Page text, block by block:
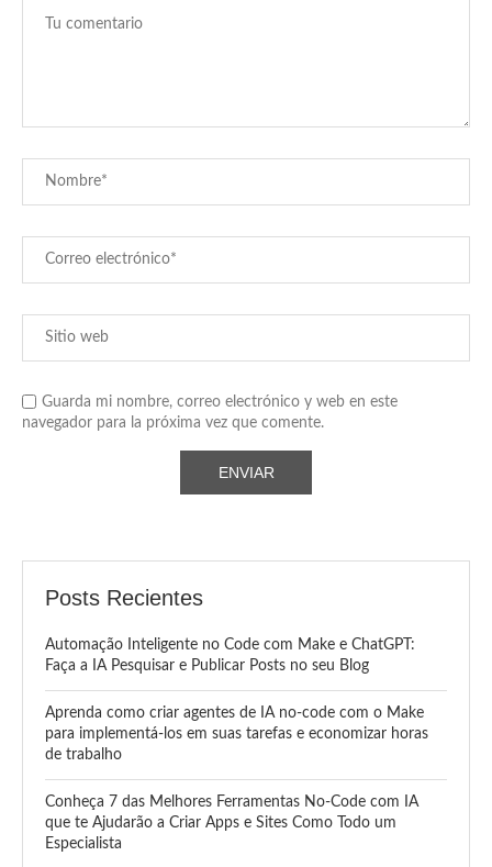
Guarda mi nombre, correo electrónico y web en este
navegador para la próxima vez que comente.
Posts Recientes
Automação Inteligente no Code com Make e ChatGPT:
Faça a IA Pesquisar e Publicar Posts no seu Blog
Aprenda como criar agentes de IA no-code com o Make
para implementá-los em suas tarefas e economizar horas
de trabalho
Conheça 7 das Melhores Ferramentas No-Code com IA
que te Ajudarão a Criar Apps e Sites Como Todo um
Especialista